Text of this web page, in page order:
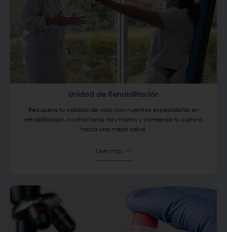
Unidad de Rehabilitación
Recupera tu calidad de vida con nuestros especialistas en
rehabilitación, contáctanos hoy mismo y comienza tu camino
hacia una mejor salud.
Leer más